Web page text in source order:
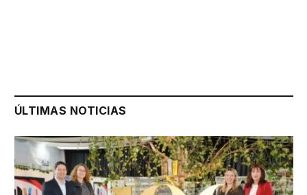
ÚLTIMAS NOTICIAS